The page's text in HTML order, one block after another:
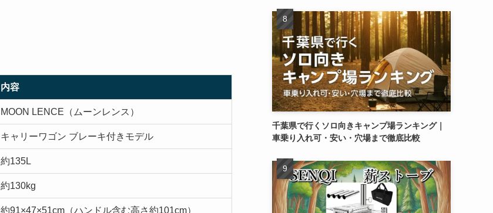
内容
MOON LENCE（ムーンレンス）
キャリーワゴン ブレーキ付きモデル
約135L
約130kg
約91×47×51cm（ハンドル含む高さ約101cm）
千葉県で行くソロ向きキャンプ場ランキング｜
車乗り入れ可・安い・穴場まで徹底比較